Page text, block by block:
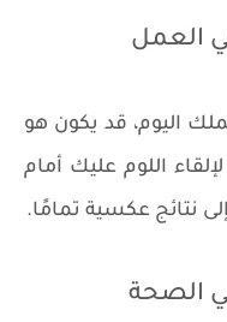
العمل
اليوم، قد يكون هو
اللوم عليك أمام
نتائج عكسية تمامًا.
الصحة